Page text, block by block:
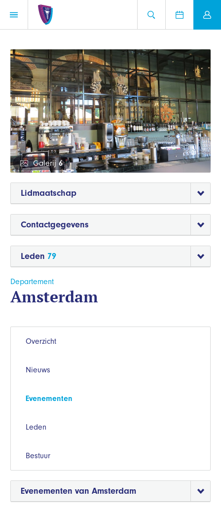
Galerij 6
Lidmaatschap
Contactgegevens
Leden 79
Departement
Amsterdam
Overzicht
Nieuws
Evenementen
Leden
Bestuur
Evenementen van Amsterdam